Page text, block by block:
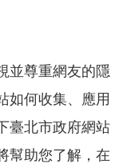
並尊重網友的隱
如何收集、應用
臺北市政府網站
幫助您了解，在